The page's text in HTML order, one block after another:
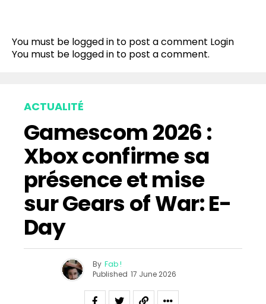
You must be logged in to post a comment Login
You must be logged in to post a comment.
ACTUALITÉ
Gamescom 2026 :
Xbox confirme sa
présence et mise
sur Gears of War: E-
Day
By Fab !
Published 17 June 2026